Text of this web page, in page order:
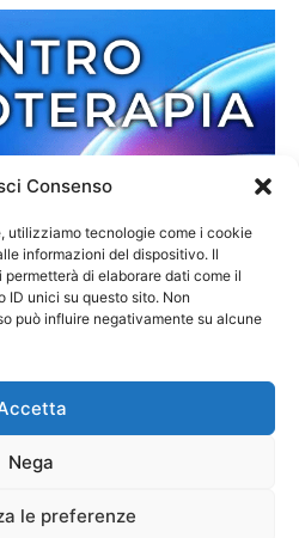
Consenso
utilizziamo tecnologie come i cookie
informazioni del dispositivo. Il
di elaborare dati come il
ID unici su questo sito. Non
può influire negativamente su alcune
Nega
le preferenze
Cookie Policy Privacy Policy